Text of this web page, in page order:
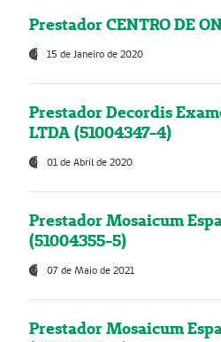
Prestador CENTRO DE
15 de Janeiro de 2020
Prestador Decordis
LTDA (51004347-4)
01 de Abril de 2020
Prestador Mosaicum
(51004355-5)
07 de Maio de 2021
Prestador Mosaicum